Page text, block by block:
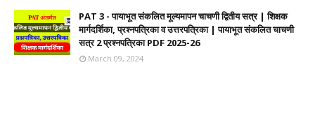
PAT 3 - पायाभूत संकलित मूल्यमापन चाचणी द्वितीय सत्र | शिक्षक
मार्गदर्शिका, प्रश्नपत्रिका व उत्तरपत्रिका | पायाभूत संकलित चाचणी
सत्र 2 प्रश्नपत्रिका PDF 2025-26
March 09, 2024